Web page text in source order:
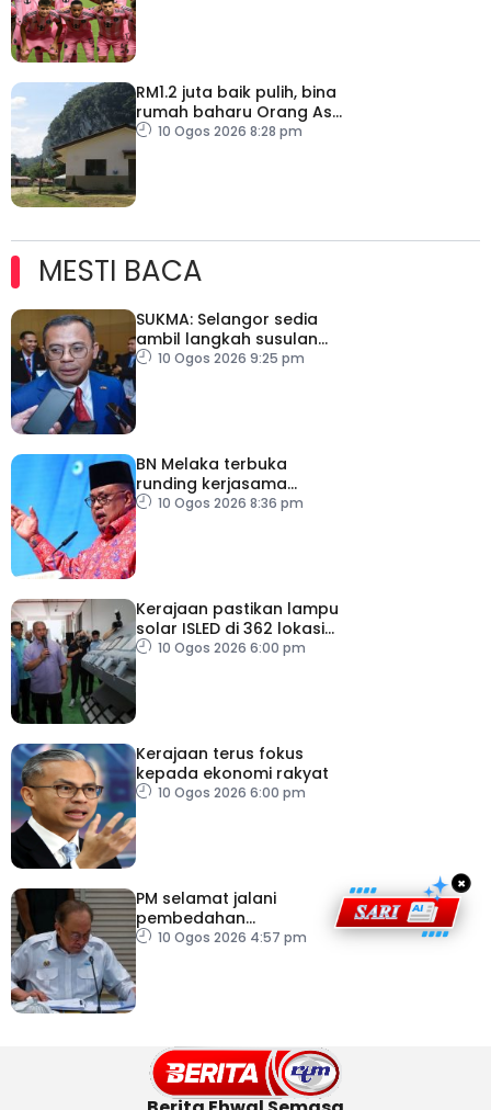
RM1.2 juta baik pulih, bina
rumah baharu Orang Asli
Kelantan dan
10 Ogos 2026 8:28 pm
MESTI BACA
SUKMA: Selangor sedia
ambil langkah susulan
jika IPU tidak sihat
10 Ogos 2026 9:25 pm
BN Melaka terbuka
runding kerjasama
hadapi PRN
10 Ogos 2026 8:36 pm
Kerajaan pastikan lampu
solar ISLED di 362 lokasi
berkualiti, selamat
10 Ogos 2026 6:00 pm
Kerajaan terus fokus
kepada ekonomi rakyat
10 Ogos 2026 6:00 pm
PM selamat jalani
pembedahan
laparoskopi rawat hernia
10 Ogos 2026 4:57 pm
×